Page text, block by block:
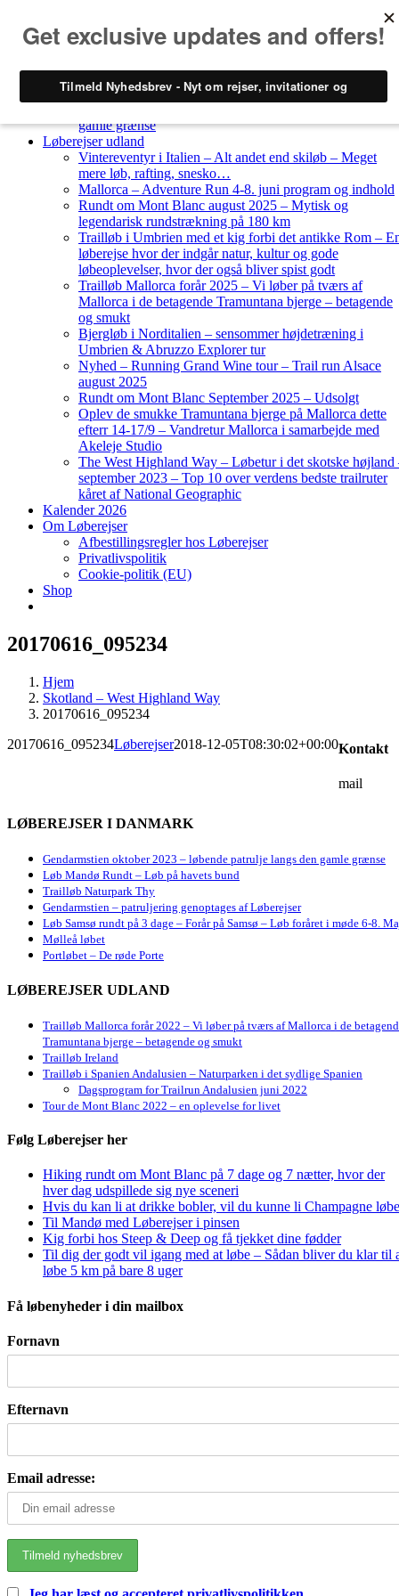
Løberejser Danmark
gamle grænse
Løberejser udland
Vintereventyr i Italien – Alt andet end skiløb – Meget
mere løb, rafting, snesko…
Mallorca – Adventure Run 4-8. juni program og indhold
Rundt om Mont Blanc august 2025 – Mytisk og
legendarisk rundstrækning på 180 km
Trailløb i Umbrien med et kig forbi det antikke Rom –
løberejse hvor der indgår natur, kultur og gode
løbeoplevelser, hvor der også bliver spist godt
Trailløb Mallorca forår 2025 – Vi løber på tværs af
Mallorca i de betagende Tramuntana bjerge – betagende
og smukt
Bjergløb i Norditalien – sensommer højdetræning i
Umbrien & Abruzzo Explorer tur
Nyhed – Running Grand Wine tour – Trail run Alsace
august 2025
Rundt om Mont Blanc September 2025 – Udsolgt
Oplev de smukke Tramuntana bjerge på Mallorca dette
efterr 14-17/9 – Vandretur Mallorca i samarbejde med
Akeleje Studio
The West Highland Way – Løbetur i det skotske højland
september 2023 – Top 10 over verdens bedste trailruter
kåret af National Geographic
Kalender 2026
Om Løberejser
Afbestillingsregler hos Løberejser
Privatlivspolitik
Cookie-politik (EU)
Shop
20170616_095234
Hjem
Skotland – West Highland Way
20170616_095234
20170616_095234Løberejser2018-12-05T08:30:02+00:00
LØBEREJSER I DANMARK
Gendarmstien oktober 2023 – løbende patrulje langs den gamle grænse
Løb Mandø Rundt – Løb på havets bund
Trailløb Naturpark Thy
Gendarmstien – patruljering genoptages af Løberejser
Løb Samsø rundt på 3 dage – Forår på Samsø – Løb foråret i møde 6-8.
Mølleå løbet
Portløbet – De røde Porte
LØBEREJSER UDLAND
Trailløb Mallorca forår 2022 – Vi løber på tværs af Mallorca i de
Tramuntana bjerge – betagende og smukt
Trailløb Ireland
Trailløb i Spanien Andalusien – Naturparken i det sydlige Spanien
Dagsprogram for Trailrun Andalusien juni 2022
Tour de Mont Blanc 2022 – en oplevelse for livet
Følg Løberejser her
Hiking rundt om Mont Blanc på 7 dage og 7 nætter, hvor der
hver dag udspillede sig nye sceneri
Hvis du kan li at drikke bobler, vil du kunne li Champagne
Til Mandø med Løberejser i pinsen
Kig forbi hos Steep & Deep og få tjekket dine fødder
Til dig der godt vil igang med at løbe – Sådan bliver du klar til
løbe 5 km på bare 8 uger
Få løbenyheder i din mailbox
Fornavn
Efternavn
Email adresse:
Kontakt
mail